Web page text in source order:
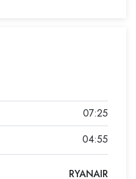
RYANAIR
07:25
04:55